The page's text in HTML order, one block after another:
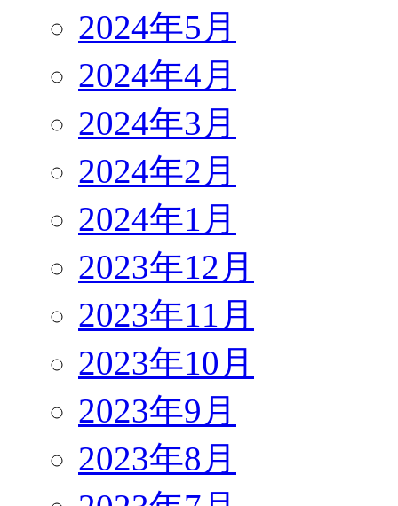
2024年5月
2024年4月
2024年3月
2024年2月
2024年1月
2023年12月
2023年11月
2023年10月
2023年9月
2023年8月